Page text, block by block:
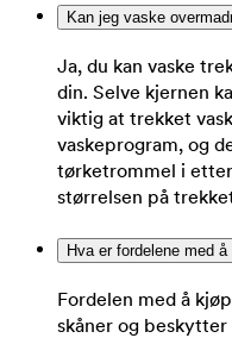
Kan jeg vaske
Ja, du kan vaske
din. Selve kjernen
viktig at trekket
vaskeprogram, og
tørketrommel i
størrelsen på
Hva er fordelene med
Fordelen med å
skåner og beskytter